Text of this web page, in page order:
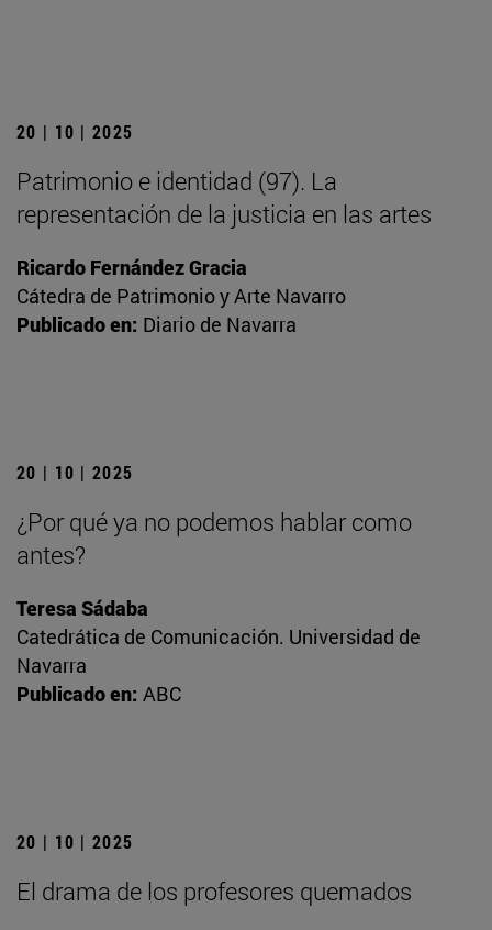
20 | 10 | 2025
Patrimonio e identidad (97). La
representación de la justicia en las artes
Ricardo Fernández Gracia
Cátedra de Patrimonio y Arte Navarro
Publicado en: Diario de Navarra
20 | 10 | 2025
¿Por qué ya no podemos hablar como
antes?
Teresa Sádaba
Catedrática de Comunicación. Universidad de
Navarra
Publicado en: ABC
20 | 10 | 2025
El drama de los profesores quemados